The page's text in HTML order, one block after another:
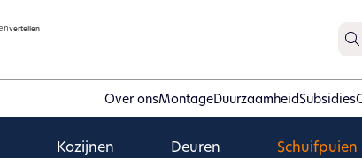
Over onsMontageDuurzaamheidSubsidies
Kozijnen Deuren Schuifpuien